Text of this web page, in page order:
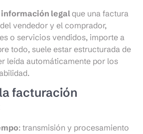
legalque una factura
vendedor y el comprador,
o servicios vendidos, importe a
todo, suele estar estructurada de
leída automáticamente por los
facturación
: transmisión y procesamiento